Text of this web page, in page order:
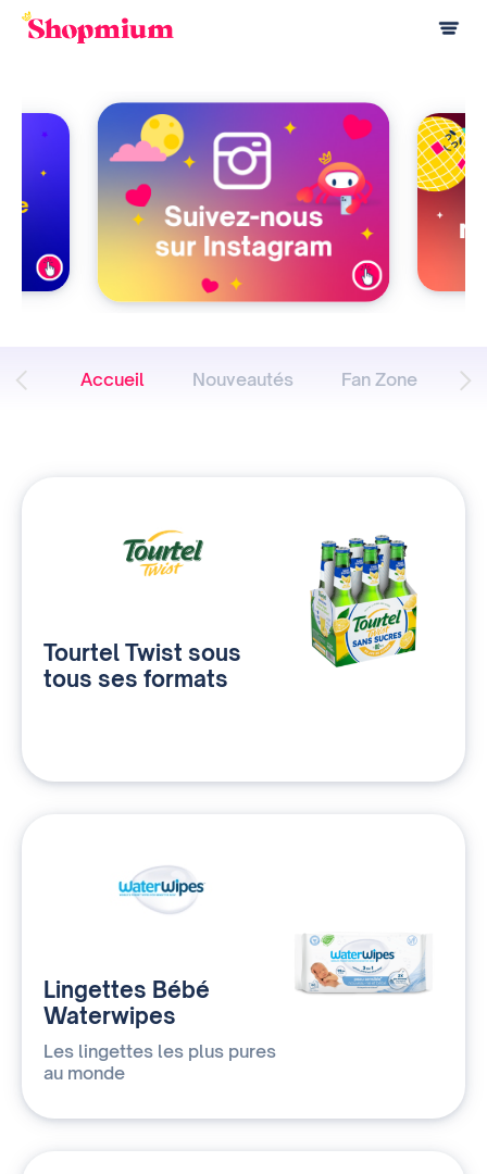
Accueil Nouveautés Fan Zone À
Tourtel Twist sous
tous ses formats
Lingettes Bébé
Waterwipes
Les lingettes les plus pures
au monde